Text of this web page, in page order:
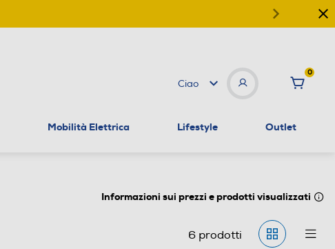
Ciao
0
Mobilità Elettrica Lifestyle Outlet
Informazioni sui prezzi e prodotti visualizzati
6prodotti